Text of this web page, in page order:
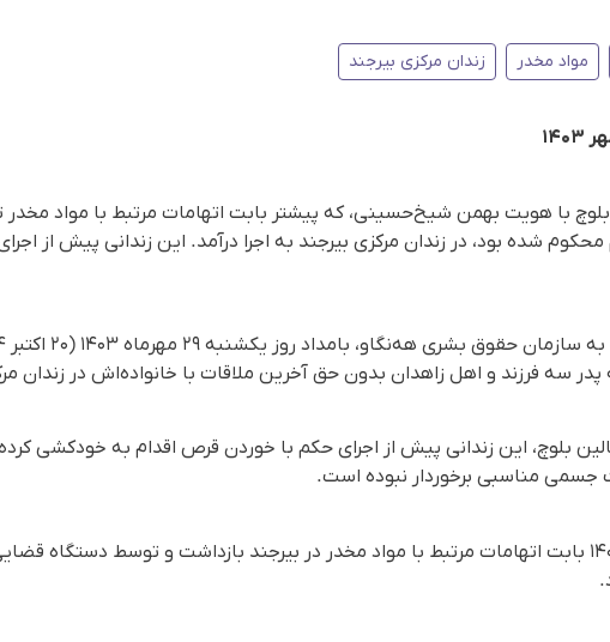
مواد مخدر زندان مرکزی بیرجند
با هویت بهمن شیخ‌حسینی، که پیشتر بابت اتهامات مرتبط با مواد
محکوم شده بود، در زندان مرکزی بیرجند به اجرا درآمد. این زندانی پیش از
بلوچ، این زندانی پیش از اجرای حکم با خوردن قرص اقدام به خودکشی
جسمی مناسبی برخوردار نبوده است.
این زندانی بهمن‌ماه ۱۴۰۱ بابت اتهامات مرتبط با مواد مخدر در بیرجند بازداشت و توسط